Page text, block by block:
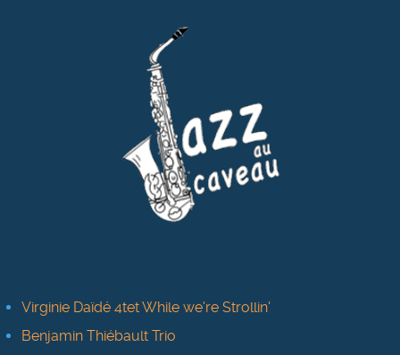
Virginie Daïdé 4tet While we're Strollin'
Benjamin Thiébault Trio